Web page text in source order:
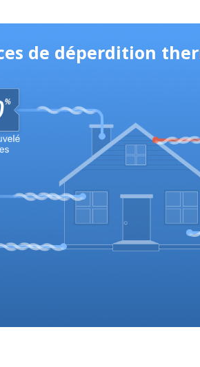
de déperdition